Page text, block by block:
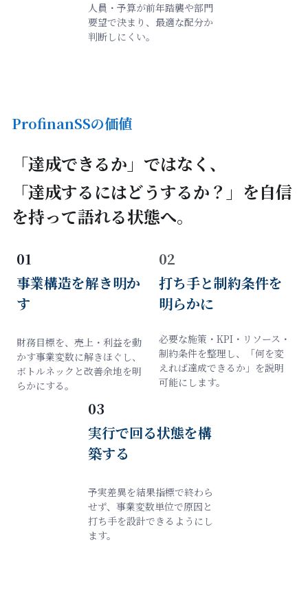
人員・予算が前年踏襲や部門
要望で決まり、最適な配分か
判断しにくい。
ProfinanSSの価値
「達成できるか」ではなく、
「達成するにはどうするか？」を自信
を持って語れる状態へ。
01
事業構造を解き明か
す
財務目標を、売上・利益を動
かす事業変数に解きほぐし、
ボトルネックと改善余地を明
らかにする。
02
打ち手と制約条件を
明らかに
必要な施策・KPI・リソース・
制約条件を整理し、「何を変
えれば達成できるか」を説明
可能にします。
03
実行で回る状態を構
築する
予実差異を結果指標で終わら
せず、事業変数単位で原因と
打ち手を設計できるようにし
ます。